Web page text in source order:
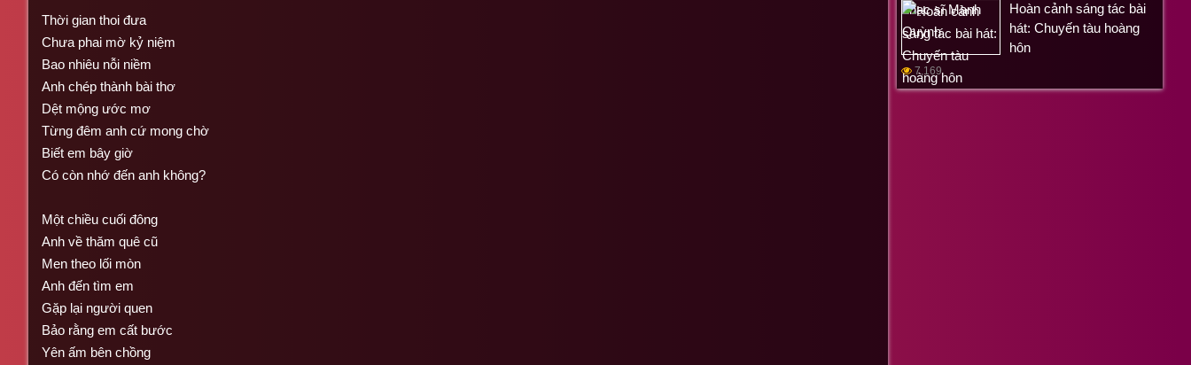
Thời gian thoi đưa
Chưa phai mờ kỷ niệm
Bao nhiêu nỗi niềm
Anh chép thành bài thơ
Dệt mộng ước mơ
Từng đêm anh cứ mong chờ
Biết em bây giờ
Có còn nhớ đến anh không?
Một chiều cuối đông
Anh về thăm quê cũ
Men theo lối mòn
Anh đến tìm em
Gặp lại người quen
Bảo rằng em cất bước
Yên ấm bên chồng
Hoàn cảnh sáng tác bài
hát: Chuyến tàu hoàng
hôn
7,169